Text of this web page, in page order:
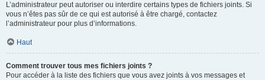
L’administrateur peut autoriser ou interdire certains types de fichiers joints. Si
vous n’êtes pas sûr de ce qui est autorisé à être chargé, contactez
l’administrateur pour plus d’informations.
Haut
Comment trouver tous mes fichiers joints ?
Pour accéder à la liste des fichiers que vous avez joints à vos messages et